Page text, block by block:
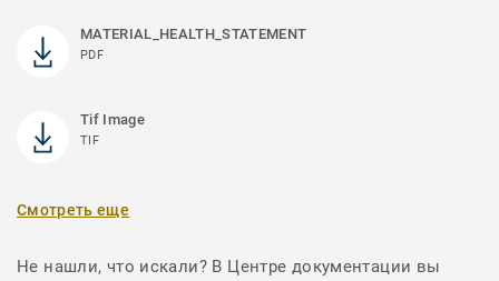
MATERIAL_HEALTH_STATEMENT
PDF
Tif Image
TIF
Смотреть еще
Не нашли, что искали? В Центре документации вы